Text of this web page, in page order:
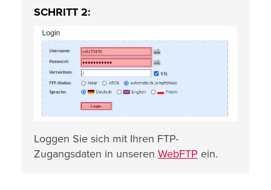
SCHRITT 2:
Loggen Sie sich mit Ihren FTP-
Zugangsdaten in unseren WebFTP ein.